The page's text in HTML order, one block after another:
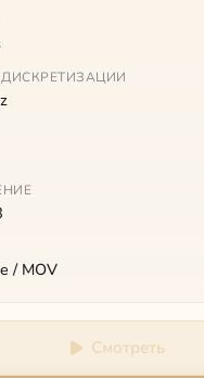
ДИСКРЕТИЗАЦИИ
/ MOV
Смотреть